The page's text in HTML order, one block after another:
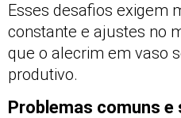
Esses desafios exigem
constante e ajustes no
que o alecrim em vaso
produtivo.
Problemas comuns e